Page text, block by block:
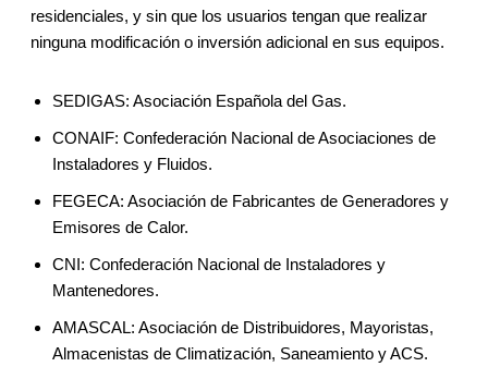
residenciales, y sin que los usuarios tengan que realizar
ninguna modificación o inversión adicional en sus equipos.
SEDIGAS: Asociación Española del Gas.
CONAIF: Confederación Nacional de Asociaciones de
Instaladores y Fluidos.
FEGECA: Asociación de Fabricantes de Generadores y
Emisores de Calor.
CNI: Confederación Nacional de Instaladores y
Mantenedores.
AMASCAL: Asociación de Distribuidores, Mayoristas,
Almacenistas de Climatización, Saneamiento y ACS.